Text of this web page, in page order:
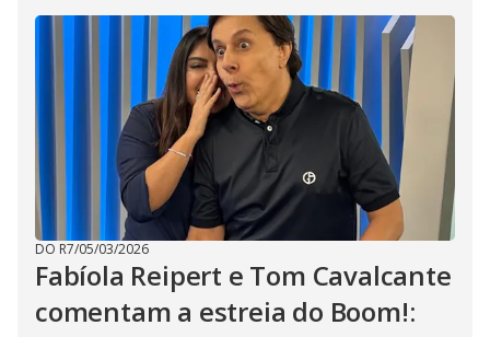
DO R7/05/03/2026
Fabíola Reipert e Tom Cavalcante
comentam a estreia do Boom!: